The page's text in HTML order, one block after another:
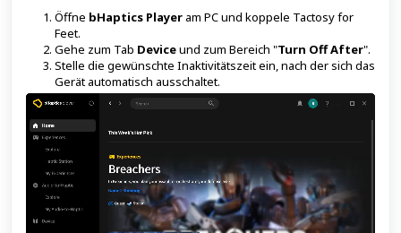
Öffne bHaptics Player am PC und koppele Tactosy for
Feet.
Gehe zum Tab Deviceund zum Bereich "Turn Off After".
Stelle die gewünschte Inaktivitätszeit ein, nach der sich das
Gerät automatisch ausschaltet.